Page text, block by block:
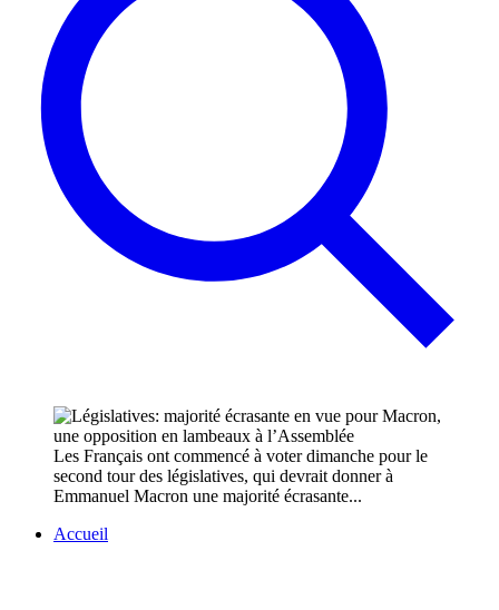
Les Français ont commencé à voter dimanche pour le
second tour des législatives, qui devrait donner à
Emmanuel Macron une majorité écrasante...
Accueil